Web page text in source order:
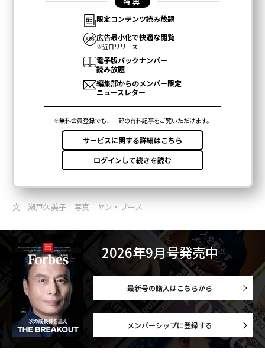
文＝瀬戸久美子 写真＝ヤン・ブース
2026年9月号発売中
最新号の購入はこちらから
メンバーシップに登録する